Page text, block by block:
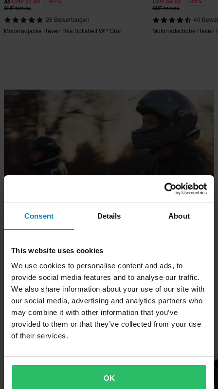
Consent Details About
This website uses cookies
We use cookies to personalise content and ads, to
provide social media features and to analyse our traffic.
We also share information about your use of our site with
our social media, advertising and analytics partners who
may combine it with other information that you’ve
provided to them or that they’ve collected from your use
of their services.
OK
Ab
CHF 131.95
26 Bewertungen
Motorradjacke Raven Rila Softshell WP Grün
CHF 114.95
40
Motorradschuhe Raven
minimalistisches Design mit maximalem Schutz dank RE
ZRO Protektoren. Premium-Stoffe, lässiger Schnitt,
langlebige Qualität – gemacht für alle, die wissen, was zählt.
Entdecken